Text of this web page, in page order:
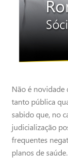
Não é novidade
tanto pública
sabido que, no
judicialização
frequentes
planos de